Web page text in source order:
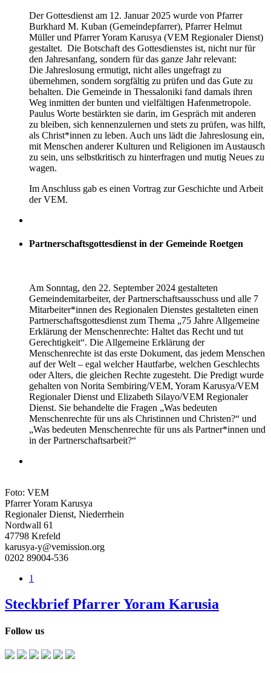
Der Gottesdienst am 12. Januar 2025 wurde von Pfarrer
Burkhard M. Kuban (Gemeindepfarrer), Pfarrer Helmut
Müller und Pfarrer Yoram Karusya (VEM Regionaler Dienst)
gestaltet. Die Botschaft des Gottesdienstes ist, nicht nur für
den Jahresanfang, sondern für das ganze Jahr relevant:
Die Jahreslosung ermutigt, nicht alles ungefragt zu
übernehmen, sondern sorgfältig zu prüfen und das Gute zu
behalten. Die Gemeinde in Thessaloniki fand damals ihren
Weg inmitten der bunten und vielfältigen Hafenmetropole.
Paulus Worte bestärkten sie darin, im Gespräch mit anderen
zu bleiben, sich kennenzulernen und stets zu prüfen, was hilft,
als Christ*innen zu leben. Auch uns lädt die Jahreslosung ein,
mit Menschen anderer Kulturen und Religionen im Austausch
zu sein, uns selbstkritisch zu hinterfragen und mutig Neues zu
wagen.
Im Anschluss gab es einen Vortrag zur Geschichte und Arbeit
der VEM.
Partnerschaftsgottesdienst in der Gemeinde Roetgen
Am Sonntag, den 22. September 2024 gestalteten
Gemeindemitarbeiter, der Partnerschaftsausschuss und alle 7
Mitarbeiter*innen des Regionalen Dienstes gestalteten einen
Partnerschaftsgottesdienst zum Thema „75 Jahre Allgemeine
Erklärung der Menschenrechte: Haltet das Recht und tut
Gerechtigkeit“. Die Allgemeine Erklärung der
Menschenrechte ist das erste Dokument, das jedem Menschen
auf der Welt – egal welcher Hautfarbe, welchen Geschlechts
oder Alters, die gleichen Rechte zugesteht. Die Predigt wurde
gehalten von Norita Sembiring/VEM, Yoram Karusya/VEM
Regionaler Dienst und Elizabeth Silayo/VEM Regionaler
Dienst. Sie behandelte die Fragen „Was bedeuten
Menschenrechte für uns als Christinnen und Christen?“ und
„Was bedeuten Menschenrechte für uns als Partner*innen und
in der Partnerschaftsarbeit?“
Foto: VEM
Pfarrer Yoram Karusya
Regionaler Dienst, Niederrhein
Nordwall 61
47798 Krefeld
karusya-y@vemission.org
0202 89004-536
1
Steckbrief Pfarrer Yoram Karusia
Follow us